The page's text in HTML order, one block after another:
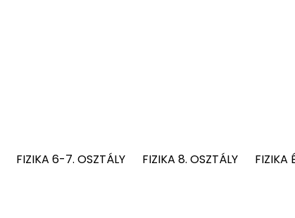
FIZIKA 6-7. OSZTÁLY FIZIKA 8. OSZTÁLY FIZIKA